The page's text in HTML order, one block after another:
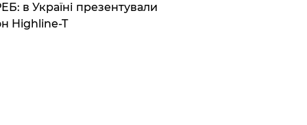
в Україні презентували
Highline-T